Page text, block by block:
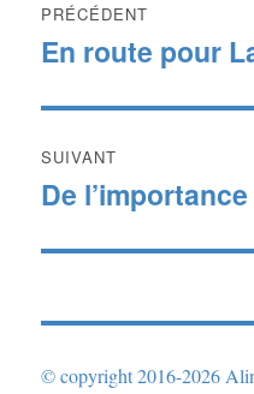
de
PRÉCÉDENT
Publication
En route pour
SUIVANT
Publication
De
© copyright 2016-2026